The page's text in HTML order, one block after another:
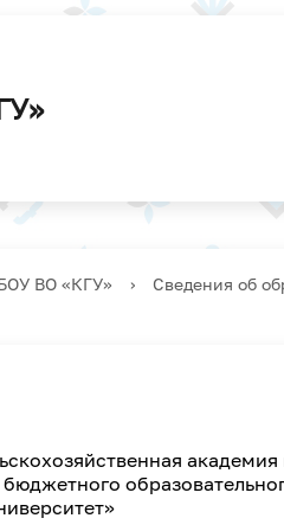
студенческая научно-
ВО «КГУ» › Сведения об